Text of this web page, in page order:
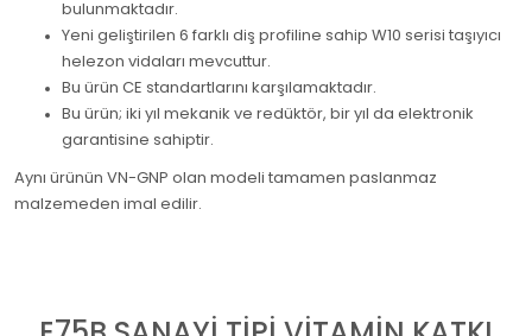
bulunmaktadır.
Yeni geliştirilen 6 farklı diş profiline sahip W10 serisi taşıyıcı
helezon vidaları mevcuttur.
Bu ürün CE standartlarını karşılamaktadır.
Bu ürün; iki yıl mekanik ve redüktör, bir yıl da elektronik
garantisine sahiptir.
Aynı ürünün VN-GNP olan modeli tamamen paslanmaz
malzemeden imal edilir.